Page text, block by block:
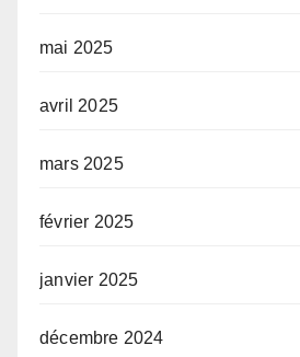
mai 2025
avril 2025
mars 2025
février 2025
janvier 2025
décembre 2024